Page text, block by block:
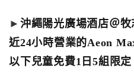
► 沖繩陽光廣場酒店＠
近24小時營業的Aeon
以下兒童免費1日5組限